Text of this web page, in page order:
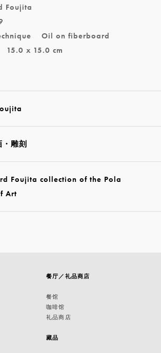
Foujita
Oil on fiberboard
15.0 x 15.0 cm
雕刻
Foujita collection of the Pola
Art
餐厅／礼品商店
餐馆
咖啡馆
礼品商店
藏品